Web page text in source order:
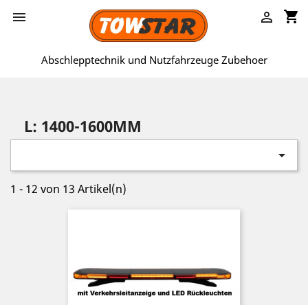
 shopping_cart

Abschlepptechnik und Nutzfahrzeuge Zubehoer
L: 1400-1600MM

1 - 12 von 13 Artikel(n)